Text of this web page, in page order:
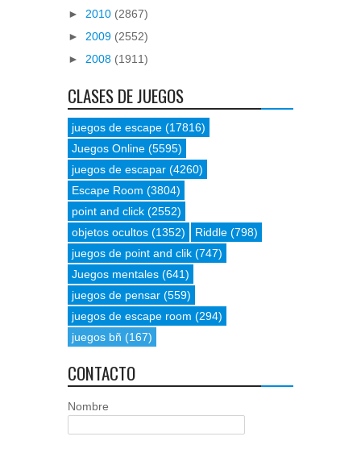
► 2010 (2867)
► 2009 (2552)
► 2008 (1911)
CLASES DE JUEGOS
juegos de escape (17816)
Juegos Online (5595)
juegos de escapar (4260)
Escape Room (3804)
point and click (2552)
objetos ocultos (1352) Riddle (798)
juegos de point and clik (747)
Juegos mentales (641)
juegos de pensar (559)
juegos de escape room (294)
juegos bñ (167)
CONTACTO
Nombre